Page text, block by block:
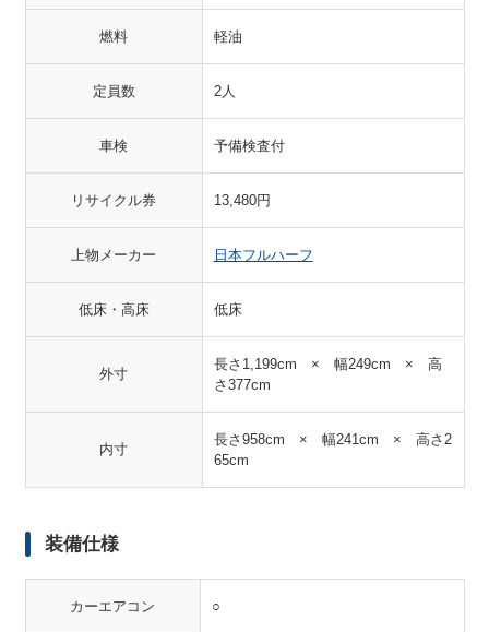
燃料 軽油
定員数 2人
車検 予備検査付
リサイクル券 13,480円
上物メーカー 日本フルハーフ
低床・高床 低床
外寸
長さ1,199cm × 幅249cm × 高
さ377cm
内寸
長さ958cm × 幅241cm × 高さ2
65cm
装備仕様
カーエアコン ○